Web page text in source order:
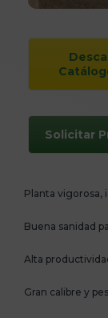
Solicitar
Planta vigorosa,
Buena sanidad
Alta
Gran calibre y